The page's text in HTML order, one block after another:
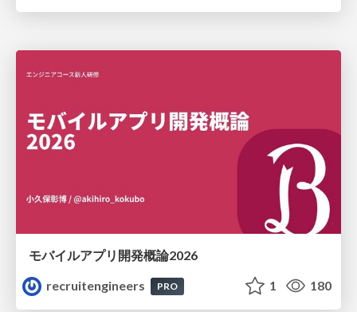
モバイルアプリ開発概論2026
recruitengineers
PRO 1 180